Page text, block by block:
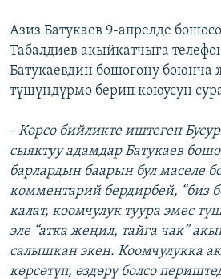
Азиз Батукаев 9-апрелде
Табалдиев акыйкатчыга
Батукаевдин бошогону боюнча
түшүндүрмө берип коюусун
- Көрсө бийликте иштеген
сыяктуу адамдар Батукаев
барлардын баарын бул маселе
комментарий бердирбей, “биз
калат, коомчулук туура эмес
эле “атка жеңил, тайга чак”
салышкан экен. Коомчулукка
көрсөтүп, өздөрү болсо